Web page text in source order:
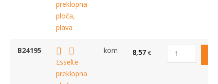
preklopna
ploča,
plava
B24195
Esselte
preklopna
kom 8,57 €